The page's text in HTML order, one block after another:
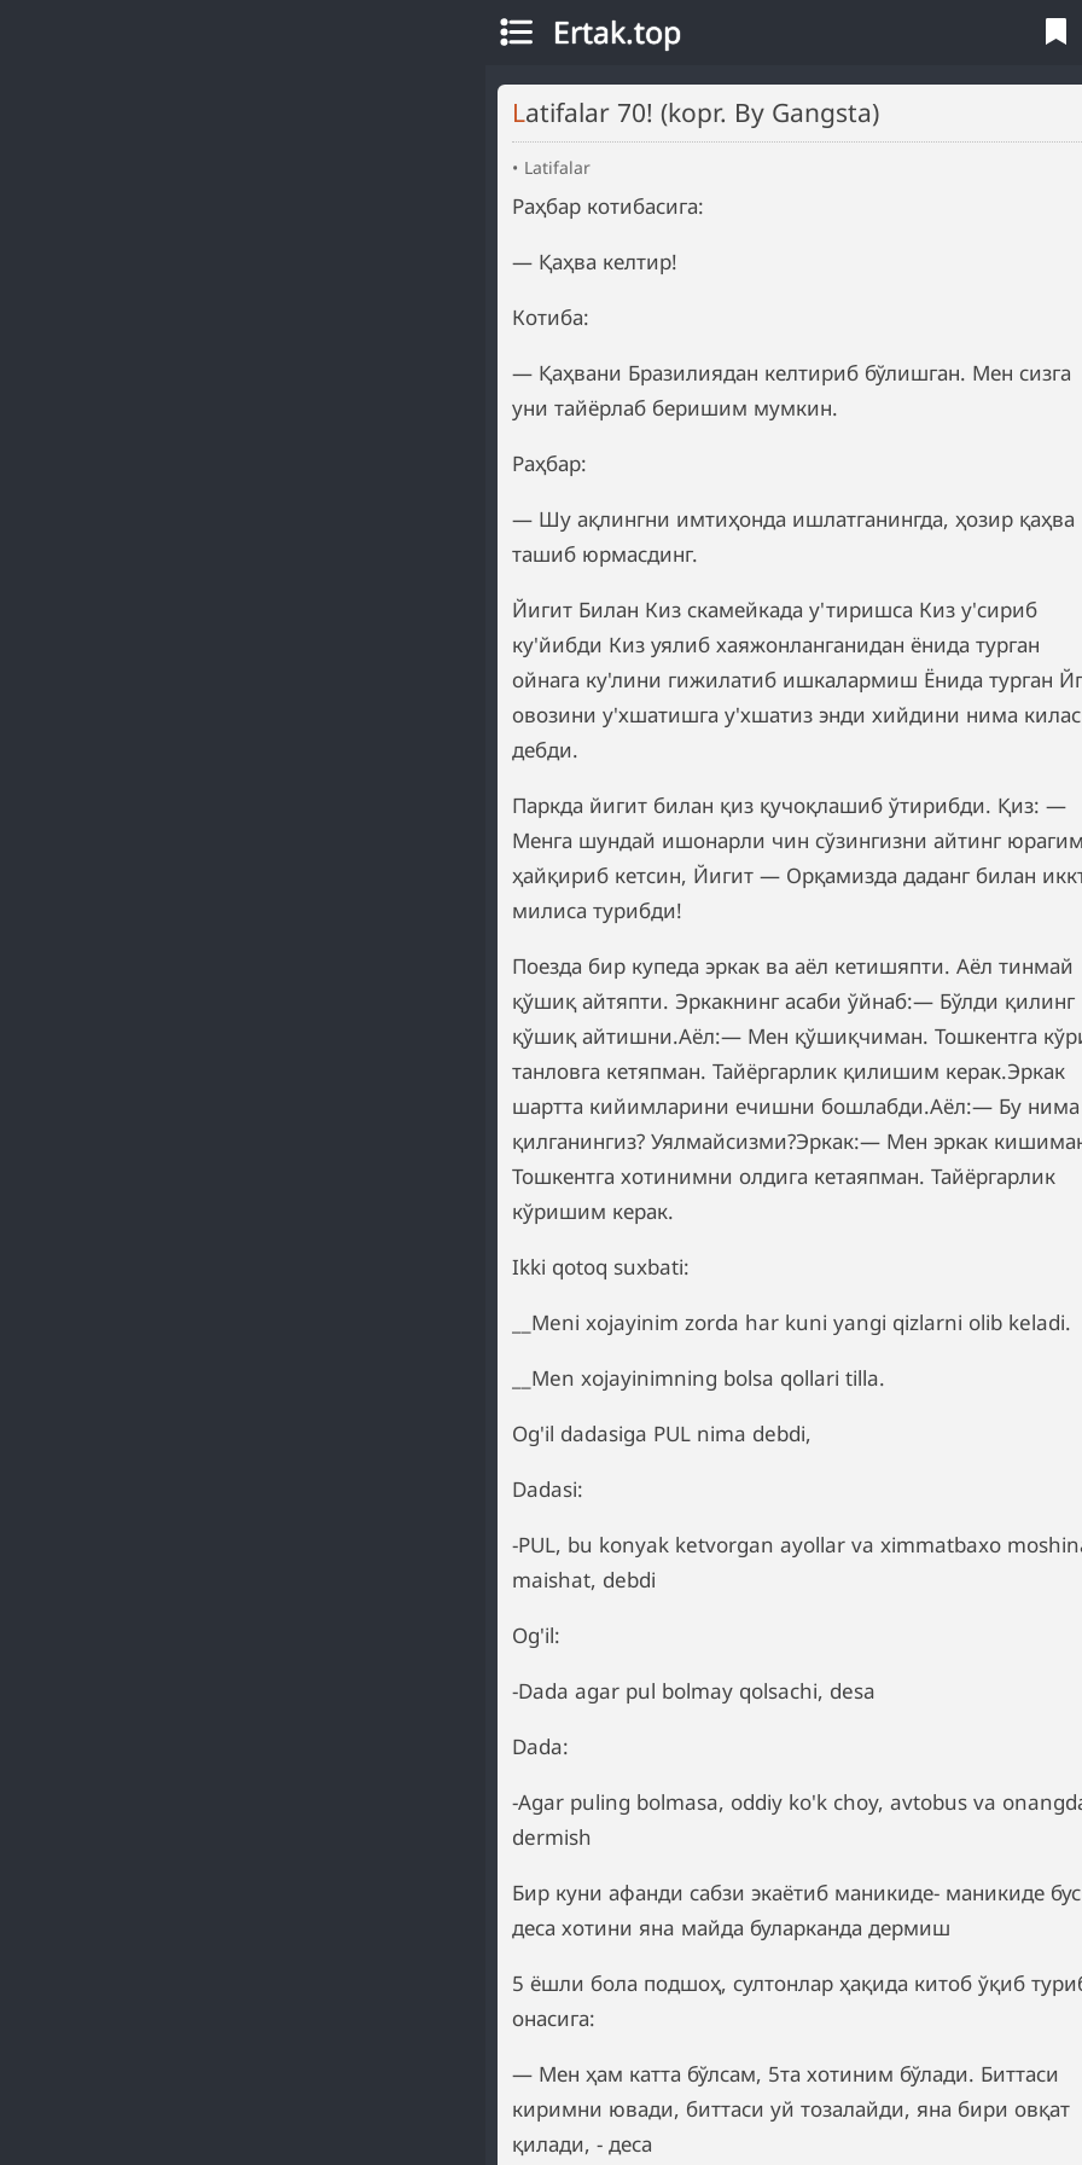
Ertak.top
Latifalar 70! (kopr. By Gangsta)
Latifalar
Раҳбар котибасига:
— Қаҳва келтир!
Котиба:
— Қаҳвани Бразилиядан келтириб бўлишган. Мен сизга
уни тайёрлаб беришим мумкин.
Раҳбар:
— Шу ақлингни имтиҳонда ишлатганингда, ҳозир қаҳва
ташиб юрмасдинг.
Йигит Билан Киз скамейкада у'тиришса Киз у'сириб
ку'йибди Киз уялиб хаяжонланганидан ёнида турган
ойнага ку'лини гижилатиб ишкалармиш Ёнида турган
овозини у'хшатишга у'хшатиз энди хийдини нима
дебди.
Паркда йигит билан қиз қучоқлашиб ўтирибди. Қиз: —
Менга шундай ишонарли чин сўзингизни айтинг
ҳайқириб кетсин, Йигит — Орқамизда даданг билан
милиса турибди!
Поезда бир купеда эркак ва аёл кетишяпти. Аёл тинмай
қўшиқ айтяпти. Эркакнинг асаби ўйнаб:— Бўлди қилинг
қўшиқ айтишни.Аёл:— Мен қўшиқчиман. Тошкентга
танловга кетяпман. Тайёргарлик қилишим керак.Эркак
шартта кийимларини ечишни бошлабди.Аёл:— Бу нима
қилганингиз? Уялмайсизми?Эркак:— Мен эркак
Тошкентга хотинимни олдига кетаяпман. Тайёргарлик
кўришим керак.
Ikki qotoq suxbati:
__Meni xojayinim zorda har kuni yangi qizlarni olib keladi.
__Men xojayinimning bolsa qollari tilla.
Og'il dadasiga PUL nima debdi,
Dadasi:
-PUL, bu konyak ketvorgan ayollar va ximmatbaxo
maishat, debdi
Og'il:
-Dada agar pul bolmay qolsachi, desa
Dada:
-Agar puling bolmasa, oddiy ko'k choy, avtobus va
dermish
Бир куни афанди сабзи экаётиб маникиде- маникиде
деса хотини янa майда буларканда дермиш
5 ёшли бола подшоҳ, султонлар ҳақида китоб ўқиб
онасига:
— Мен ҳам катта бўлсам, 5та хотиним бўлади. Биттаси
киримни ювади, биттаси уй тозалайди, яна бири овқат
қилади, - деса